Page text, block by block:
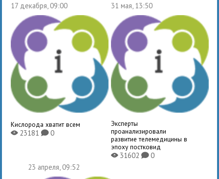
17 декабря, 09:00
Кислорода хватит всем
X23181K0
31 мая, 13:50
Эксперты
проанализировали
развитие телемедицины в
эпоху постковид
X31602 K0
23 апреля, 09:52